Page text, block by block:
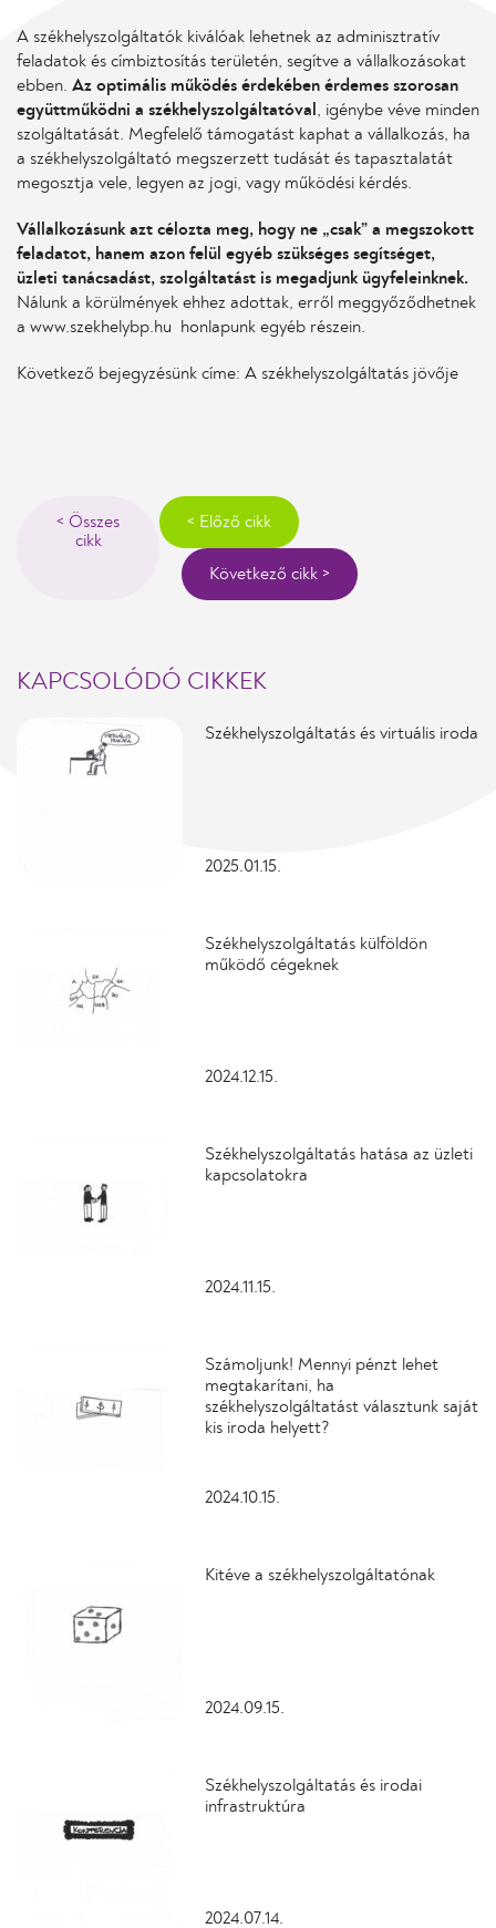
A székhelyszolgáltatók kiválóak lehetnek az adminisztratív
feladatok és címbiztosítás területén, segítve a vállalkozásokat
ebben. Az optimális működés érdekében érdemes szorosan
együttműködni a székhelyszolgáltatóval
, igénybe véve minden
szolgáltatását. Megfelelő támogatást kaphat a vállalkozás, ha
a székhelyszolgáltató megszerzett tudását és tapasztalatát
megosztja vele, legyen az jogi, vagy működési kérdés.
Vállalkozásunk azt célozta meg, hogy ne „csak” a megszokott
feladatot, hanem azon felül egyéb szükséges segítséget,
üzleti tanácsadást, szolgáltatást is megadjunk ügyfeleinknek.
Nálunk a körülmények ehhez adottak, erről meggyőződhetnek
a www.szekhelybp.hu honlapunk egyéb részein.
Következő bejegyzésünk címe: A székhelyszolgáltatás jövője
< Összes
cikk
< Előző cikk
Következő cikk >
KAPCSOLÓDÓ CIKKEK
Székhelyszolgáltatás és virtuális iroda
2025.01.15.
Székhelyszolgáltatás külföldön
működő cégeknek
2024.12.15.
Székhelyszolgáltatás hatása az üzleti
kapcsolatokra
2024.11.15.
Számoljunk! Mennyi pénzt lehet
megtakarítani, ha
székhelyszolgáltatást választunk saját
kis iroda helyett?
2024.10.15.
Kitéve a székhelyszolgáltatónak
2024.09.15.
Székhelyszolgáltatás és irodai
infrastruktúra
2024.07.14.